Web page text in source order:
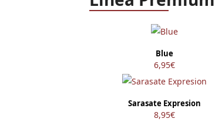
Blue
6,95€
Sarasate Expresion
8,95€